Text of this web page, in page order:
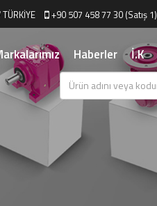
+90 507 458 77 30 (Satış 1)
Haberler İ.K